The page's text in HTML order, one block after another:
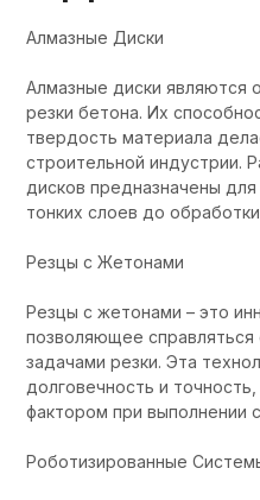
Алмазные Диски
Алмазные диски являются
резки бетона. Их
твердость материала
строительной индустрии.
дисков предназначены
тонких слоев до
Резцы с Жетонами
Резцы с жетонами – это
позволяющее
задачами резки. Эта
долговечность и
фактором при выполнении
Роботизированные